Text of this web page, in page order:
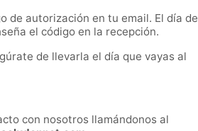
de autorización en tu email. El día de
el código en la recepción.
de llevarla el día que vayas al
con nosotros llamándonos al